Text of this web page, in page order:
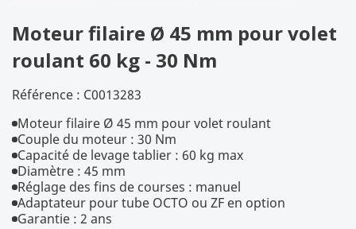
Moteur filaire Ø 45 mm pour volet
roulant 60 kg - 30 Nm
Référence : C0013283
Moteur filaire Ø 45 mm pour volet roulant
Couple du moteur : 30 Nm
Capacité de levage tablier : 60 kg max
Diamètre : 45 mm
Réglage des fins de courses : manuel
Adaptateur pour tube OCTO ou ZF en option
Garantie : 2 ans